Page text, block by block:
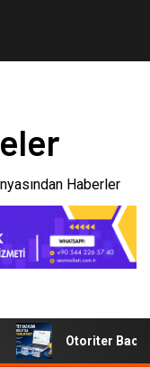
Haberler
Otoriter Backlink